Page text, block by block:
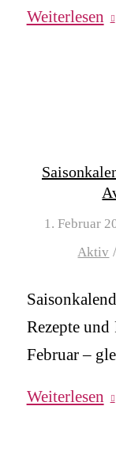
Weiterlesen
1. Februar
Aktiv /
Rezepte
Februar –
Weiterlesen